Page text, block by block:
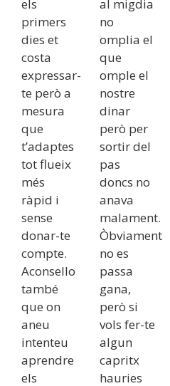
els
primers
dies et
costa
expressar-
te però a
mesura
que
t’adaptes
tot flueix
més
ràpid i
sense
donar-te
compte.
Aconsello
també
que on
aneu
intenteu
aprendre
els
al migdia
no
omplia el
que
omple el
nostre
dinar
però per
sortir del
pas
doncs no
anava
malament.
Òbviament
no es
passa
gana,
però si
vols fer-te
algun
capritx
hauries